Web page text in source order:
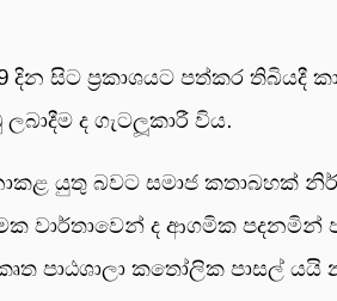
දින සිට ප‍්‍රකාශයට පත්කර
ද ගැටලූකාරී විය.
යුතු බවට සමාජ කතාබහක්
වාර්තාවෙන් ද ආගමික පදනමින්
පාඨශාලා කතෝලික පාසල්